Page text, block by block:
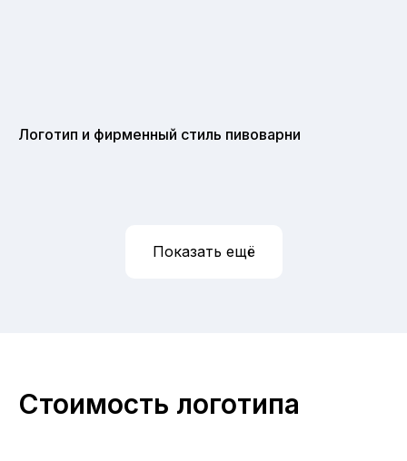
Логотип и фирменный стиль пивоварни
Показать ещё
Стоимость логотипа